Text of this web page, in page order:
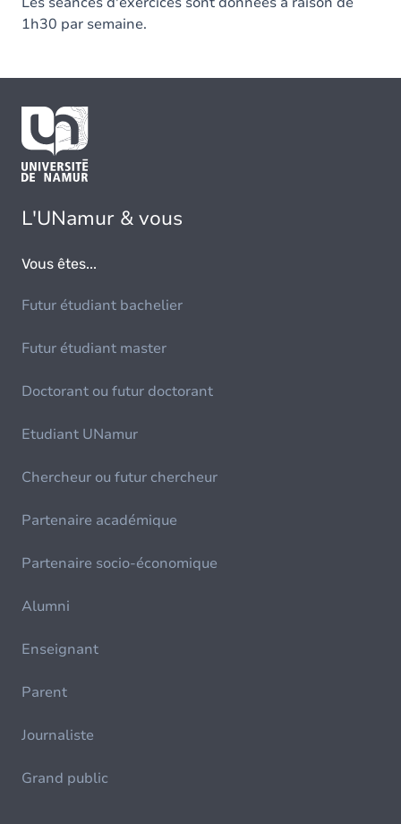
1h30 par semaine.
L'UNamur & vous
Vous êtes...
Futur étudiant bachelier
Futur étudiant master
Doctorant ou futur doctorant
Etudiant UNamur
Chercheur ou futur chercheur
Partenaire académique
Partenaire socio-économique
Alumni
Enseignant
Parent
Journaliste
Grand public